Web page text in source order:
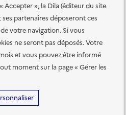
Accepter », la Dila (éditeur du site
partenaires déposeront ces
votre navigation. Si vous
ne seront pas déposés. Votre
et vous pouvez être informé
moment sur la page « Gérer les
conforme
Accessibilité des
Données personnelles et sécurité
Gestion des cookies
de ce site sont sous